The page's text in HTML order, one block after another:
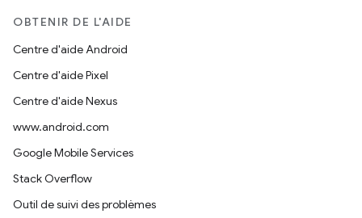
OBTENIR DE L'AIDE
Centre d'aide Android
Centre d'aide Pixel
Centre d'aide Nexus
www.android.com
Google Mobile Services
Stack Overflow
Outil de suivi des problèmes